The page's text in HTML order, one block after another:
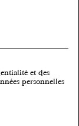
et des
personnelles